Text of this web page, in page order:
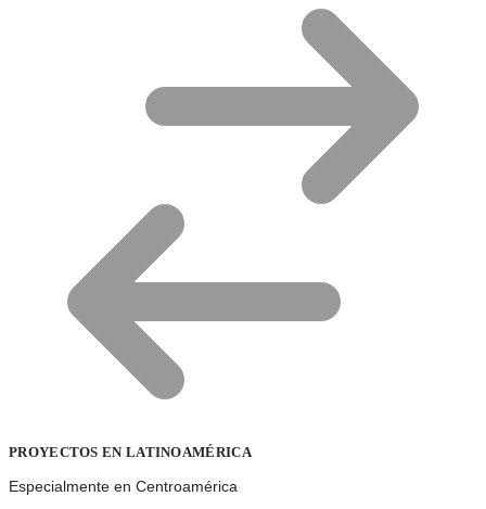
PROYECTOS EN LATINOAMÉRICA
Especialmente en Centroamérica